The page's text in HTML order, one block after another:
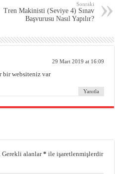
Sonraki
Tren Makinisti (Seviye 4) Sınav
Başvurusu Nasıl Yapılır?
29 Mart 2019 at 16:09
bir websiteniz var
Yanıtla
Gerekli alanlar* ile işaretlenmişlerdir